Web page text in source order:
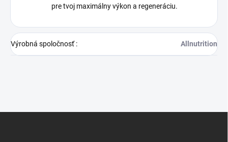
pre tvoj maximálny výkon a regeneráciu.
Výrobná spoločnosť: Allnutrition